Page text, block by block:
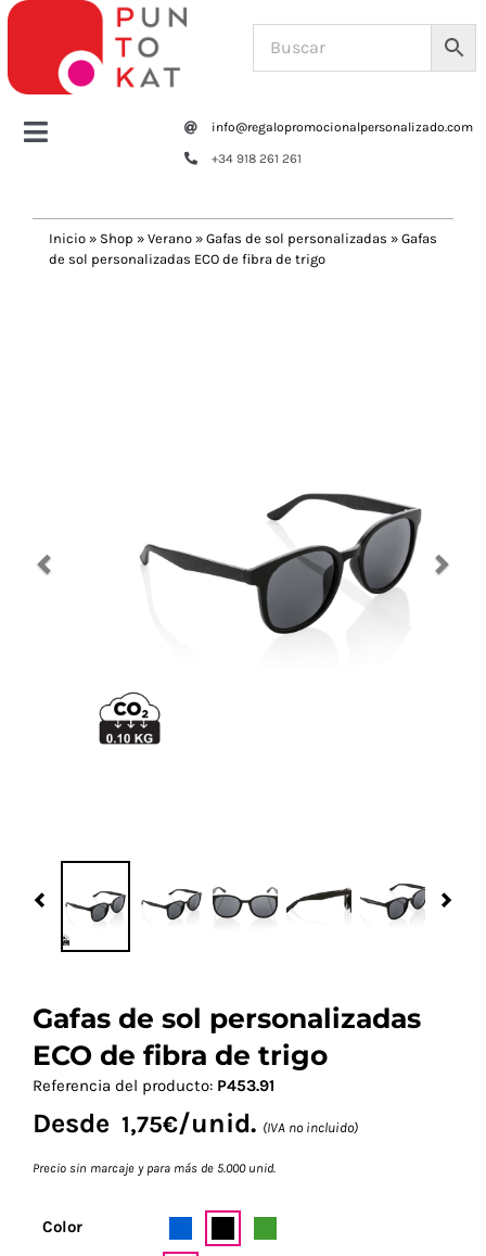
Saltar
contenido
Toggle
Tazas y botellas
Navidad 🎄 Invierno
info@regalopromocionalpersonalizado.com
+34 918 261 261
Inicio » Shop » Verano » Gafas de sol personalizadas » Gafas
de sol personalizadas ECO de fibra de trigo
Previous
Gafas de sol personalizadas
ECO de fibra de trigo
Referencia del producto: P453.91
Desde 1,75€/unid. (IVA no incluido)
Precio sin marcaje y para más de 5.000 unid.
Color